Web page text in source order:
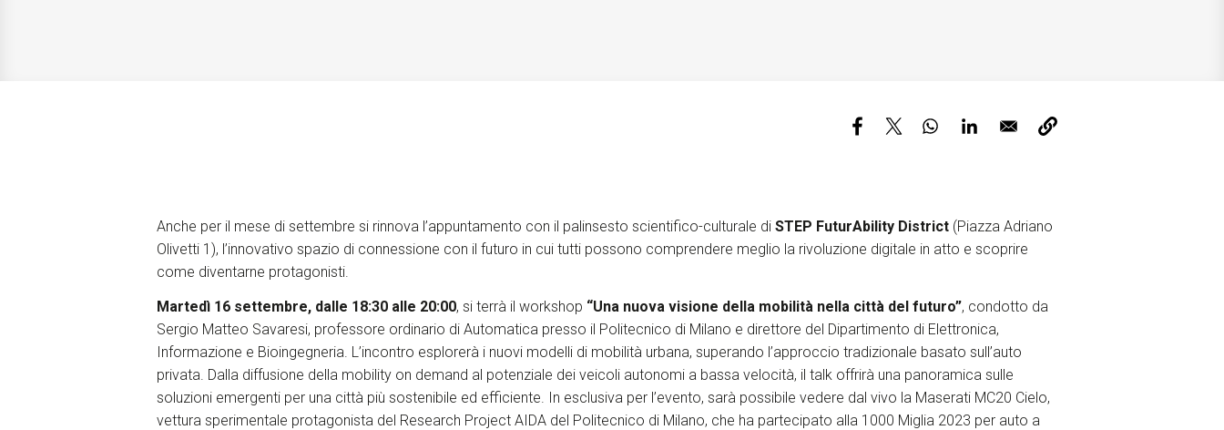
Anche per il mese di settembre si rinnova l’appuntamento con il palinsesto scientifico-culturale di STEP FuturAbility District (Piazza Adriano
Olivetti 1), l’innovativo spazio di connessione con il futuro in cui tutti possono comprendere meglio la rivoluzione digitale in atto e scoprire
come diventarne protagonisti.
Martedì 16 settembre, dalle 18:30 alle 20:00, si terrà il workshop “Una nuova visione della mobilità nella città del futuro”, condotto da
Sergio Matteo Savaresi, professore ordinario di Automatica presso il Politecnico di Milano e direttore del Dipartimento di Elettronica,
Informazione e Bioingegneria. L’incontro esplorerà i nuovi modelli di mobilità urbana, superando l’approccio tradizionale basato sull’auto
privata. Dalla diffusione della mobility on demand al potenziale dei veicoli autonomi a bassa velocità, il talk offrirà una panoramica sulle
soluzioni emergenti per una città più sostenibile ed efficiente. In esclusiva per l’evento, sarà possibile vedere dal vivo la Maserati MC20 Cielo,
vettura sperimentale protagonista del Research Project AIDA del Politecnico di Milano, che ha partecipato alla 1000 Miglia 2023 per auto a